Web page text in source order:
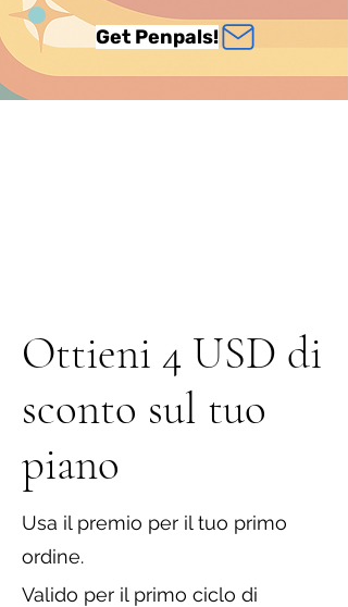
Get Penpals!
Ottieni 4 USD di
sconto sul tuo
piano
Usa il premio per il tuo primo
ordine.
Valido per il primo ciclo di